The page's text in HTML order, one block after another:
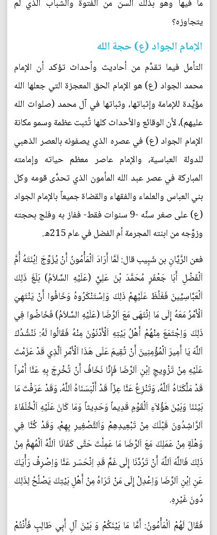
ما فيها وهو بذلك السن من الفتوة والشباب الذي لم
يتجاوزه؟
الإمام الجواد (ع) حجة الله
التأمل فيما تقدَّم من أحاديث وأحداث تؤكد أن الإمام
محمد الجواد (ع) هو الإمام الحق المعجزة التي جعلها الله
مؤيِّدة للإمامة وإثباتها، وثباتها في آل محمد (صلوات الله
عليهم)، لأن الوقائع والأحداث كلها تُثبت عظمة وسمو مكانة
الإمام الجواد (ع) في عصره الذي يصفونه بالعصر الذهبي
للدولة العباسية، والإمام عاصر معظم حياته وإمامته
المباركة في عصر عبد الله المأمون الذي تحدَّى قومه وكل
بني العباس والعلماء والفقهاء والقضاة جميعاً بالإمام الجواد
(ع) على صغر سنِّه -9 سنوات فقط- ففاز به وفلج بحجته
وزوَّجه من ابنته المجرمة أم الفضل في عام 215ه.
فعن الرَّيَّانِ بن شَبِيب قال: لَمَّا أَرَادَ اَلْمَأْمُونُ أَنْ يُزَوِّجَ اِبْنَتَهُ أُمَّ
اَلْفَضْلِ أَبَا جَعْفَرٍ مُحَمَّدَ بْنَ عَلِيٍّ (عَلَيْهِ السَّلاَمُ) بَلَغَ ذَلِكَ
اَلْعَبَّاسِيِّينَ فَغَلُظَ عَلَيْهِمْ ذَلِكَ وَاِسْتَنْكَرُوهُ وَخَافُوا أَنْ يَنْتَهِيَ
اَلْأَمْرُ مَعَهُ إِلَى مَا اِنْتَهَى مَعَ اَلرِّضَا (عَلَيْهِ السَّلاَمُ) فَخَاضُوا فِي
ذَلِكَ وَاِجْتَمَعَ مِنْهُمْ أَهْلُ بَيْتِهِ اَلْأَدْنَوْنَ مِنْهُ فَقَالُوا لَهُ: نَنْشُدُكَ
اَللَّهَ يَا أَمِيرَ اَلْمُؤْمِنِينَ أَنْ تُقِيمَ عَلَى هَذَا اَلْأَمْرِ اَلَّذِي قَدْ عَزَمْتَ
عَلَيْهِ مِنْ تَزْوِيجِ اِبْنِ اَلرِّضَا فَإِنَّا نَخَافُ أَنْ تُخْرِجَ بِهِ عَنَّا أَمْراً
قَدْ مَلَّكَنَاهُ اَللَّهُ، وَتَنْزِعُ عَنَّا عِزّاً قَدْ أَلْبَسَنَاهُ اَللَّهُ، وَقَدْ عَرَفْتَ مَا
بَيْنَنَا وَبَيْنَ هَؤُلاَءِ اَلْقَوْمِ قَدِيماً وَحَدِيثاً وَمَا كَانَ عَلَيْهِ اَلْخُلَفَاءُ
اَلرَّاشِدُونَ قَبْلَكَ مِنْ تَبْعِيدِهِمْ وَاَلتَّصْغِيرِ بِهِمْ، وَقَدْ كُنَّا فِي
وَهْلَةٍ مِنْ عَمَلِكَ مَعَ اَلرِّضَا مَا عَمِلْتَ حَتَّى كَفَانَا اَللَّهُ اَلْمُهِمَّ مِنْ
ذَلِكَ فَاللَّهَ اَللَّهَ أَنْ تَرُدَّنَا إِلَى غَمٍّ قَدِ اِنْحَسَر عَنَّا وَاِصْرِفْ رَأْيَكَ
عَنِ اِبْنِ اَلرِّضَا وَاِعْدِلْ إِلَى مَنْ تَرَاهُ مِنْ أَهْلِ بَيْتِكَ يَصْلُحُ لِذَلِكَ
دُونَ غَيْرِهِ.
فَقَالَ لَهُمْ اَلْمَأْمُونُ: أَمَّا مَا بَيْنَكُمْ وَ بَيْنَ آلِ أَبِي طَالِبٍ فَأَنْتُمْ